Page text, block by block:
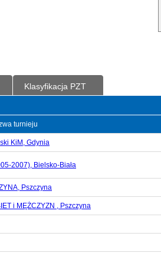
Klasyfikacja PZT
turnieju
KiM, Gdynia
2007), Bielsko-Biała
Pszczyna
i MĘŻCZYZN , Pszczyna